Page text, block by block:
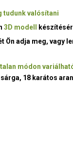
tudunk valósítani
3D modell
Ön adja meg, vagy
módon
18 karátos